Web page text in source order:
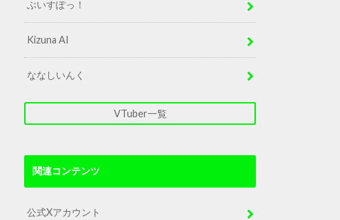
ぶいすぽっ！
Kizuna AI
ななしいんく
VTuber一覧
関連コンテンツ
公式Xアカウント